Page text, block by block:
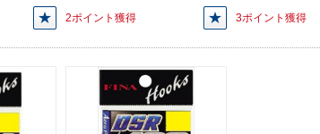
2ポイント獲得 3ポイント獲得